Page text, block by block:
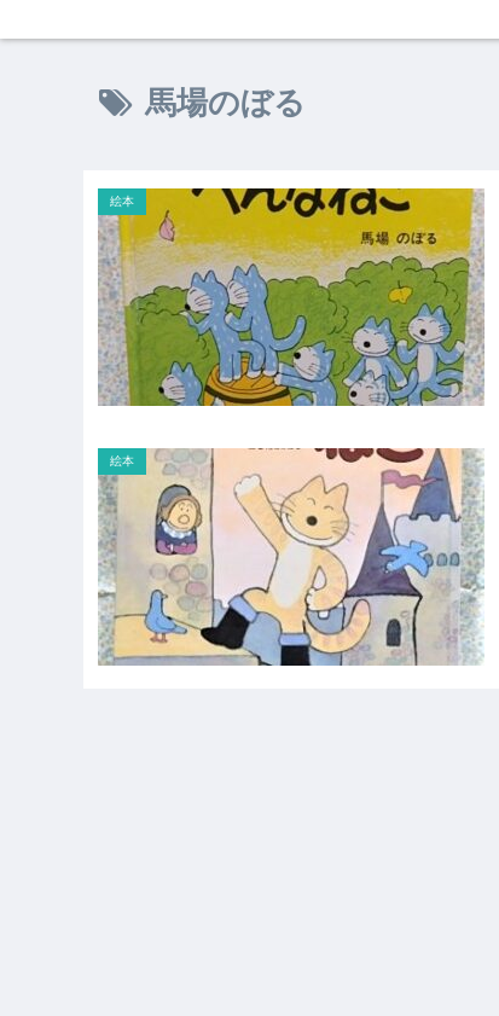
馬場のぼる
絵本
絵本